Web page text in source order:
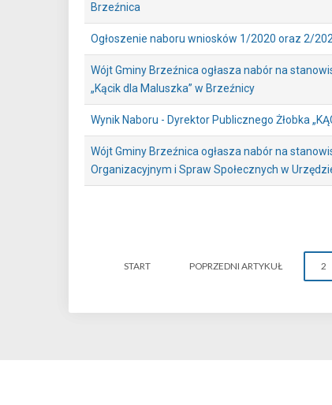
Brzeźnica
Ogłoszenie naboru wniosków 1/2020 oraz 2/
Wójt Gminy Brzeźnica ogłasza nabór na
„Kącik dla Maluszka” w Brzeźnicy
Wynik Naboru - Dyrektor Publicznego Żłobka
Wójt Gminy Brzeźnica ogłasza nabór na
Organizacyjnym i Spraw Społecznych w
START POPRZEDNI ARTYKUŁ 2